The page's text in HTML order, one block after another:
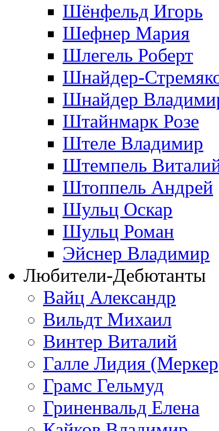
Шёнфельд Игорь
Шефнер Мария
Шлегель Роберт
Шнайдер-
Шнайдер
Штайнмарк Розe
Штеле Владимир
Штемпель
Штоппель Андрей
Шульц Оскар
Шульц Роман
Эйснер Владимир
Любители-Дебютанты
Вайц Александр
Вильдт Михаил
Винтер Виталий
Галле Лидия
Грамс Гельмуд
Гриненвальд Елена